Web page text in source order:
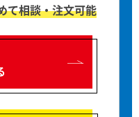
て相談・注文可能